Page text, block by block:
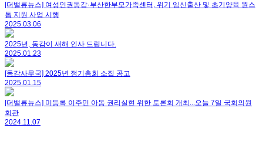
[더밸류뉴스] 여성인권동감·부산한부모가족센터, 위기 임신출산 및 초기양육 원스
톱 지원 사업 시행
2025.03.06
2025년, 동감이 새해 인사 드립니다.
2025.01.23
[동감사무국] 2025년 정기총회 소집 공고
2025.01.15
[더밸류뉴스] 미등록 이주민 아동 권리실현 위한 토론회 개최...오늘 7일 국회의원
회관
2024.11.07